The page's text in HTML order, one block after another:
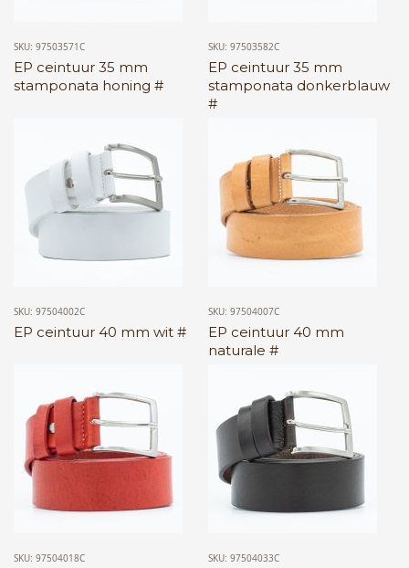
SKU: 97503571C
EP ceintuur 35 mm
stamponata honing #
SKU: 97503582C
EP ceintuur 35 mm
stamponata donkerblauw
#
SKU: 97504002C
EP ceintuur 40 mm wit #
SKU: 97504007C
EP ceintuur 40 mm
naturale #
SKU: 97504018C SKU: 97504033C